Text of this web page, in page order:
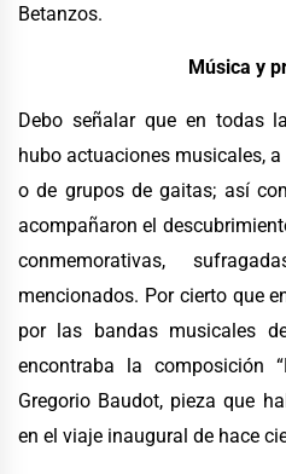
Betanzos.
Música y
Debo señalar que en todas
hubo actuaciones musicales,
o de grupos de gaitas; así
acompañaron el
conmemorativas,
mencionados. Por cierto que
por las bandas musicales
encontraba la composición
Gregorio Baudot, pieza que
en el viaje inaugural de hace